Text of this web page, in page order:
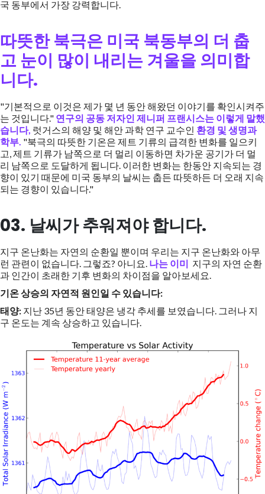
국 동부에서 가장 강력합니다.
따뜻한 북극은 미국 북동부의 더 춥
고 눈이 많이 내리는 겨울을 의미합
니다.
"기본적으로 이것은 제가 몇 년 동안 해왔던 이야기를 확인시켜주
는 것입니다." 연구의 공동 저자인 제니퍼 프랜시스는 이렇게 말했
습니다, 럿거스의 해양 및 해안 과학 연구 교수인 환경 및 생명과
학부. "북극의 따뜻한 기온은 제트 기류의 급격한 변화를 일으키
고, 제트 기류가 남쪽으로 더 멀리 이동하면 차가운 공기가 더 멀
리 남쪽으로 도달하게 됩니다. 이러한 변화는 한동안 지속되는 경
향이 있기 때문에 미국 동부의 날씨는 춥든 따뜻하든 더 오래 지속
되는 경향이 있습니다."
03. 날씨가 추워져야 합니다.
지구 온난화는 자연의 순환일 뿐이며 우리는 지구 온난화와 아무
런 관련이 없습니다. 그렇죠? 아니요. 나는 이미 지구의 자연 순환
과 인간이 초래한 기후 변화의 차이점을 알아보세요.
기온 상승의 자연적 원인일 수 있습니다:
태양: 지난 35년 동안 태양은 냉각 추세를 보였습니다. 그러나 지
구 온도는 계속 상승하고 있습니다.